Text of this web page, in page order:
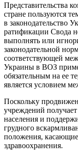
Представительства
стране пользуются
в законодательство
ратификации Свода
выполнять или
законодательной
соответствующей
Украины в ВОЗ
обязательным на ее
является условием
Поскольку
учреждений
населения и
грудного
положения,
здравоохранения.